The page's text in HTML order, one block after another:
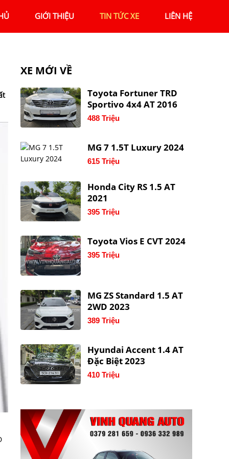
GIỚI THIỆU TIN TỨC XE LIÊN HỆ
XE MỚI VỀ
Toyota Fortuner TRD
Sportivo 4x4 AT 2016
488 Triệu
MG 7 1.5T Luxury 2024
615 Triệu
Honda City RS 1.5 AT
2021
395 Triệu
Toyota Vios E CVT 2024
395 Triệu
MG ZS Standard 1.5 AT
2WD 2023
389 Triệu
Hyundai Accent 1.4 AT
Đặc Biệt 2023
410 Triệu